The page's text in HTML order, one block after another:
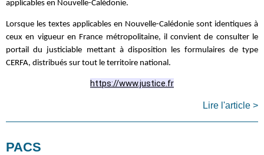
applicables en Nouvelle-Calédonie.
Lorsque les textes applicables en Nouvelle-Calédonie sont identiques à
ceux en vigueur en France métropolitaine, il convient de consulter le
portail du justiciable mettant à disposition les formulaires de type
CERFA, distribués sur tout le territoire national.
https://www.justice.fr
Lire l'article >
PACS